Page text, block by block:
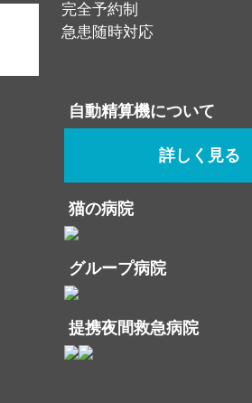
完全予約制
急患随時対応
自動精算機について
詳しく見る
猫の病院
グループ病院
提携夜間救急病院